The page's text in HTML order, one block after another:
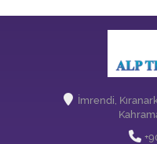
İmrendi,